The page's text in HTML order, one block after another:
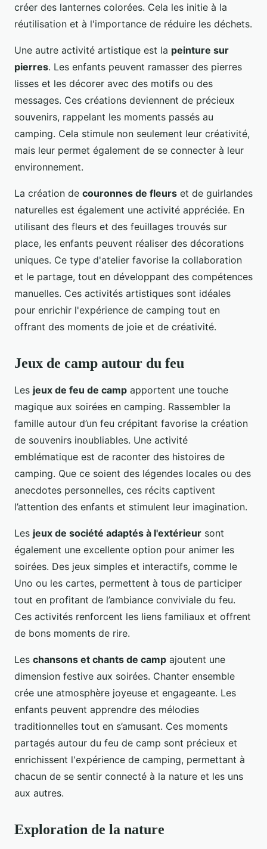
créer des lanternes colorées. Cela les initie à la
réutilisation et à l'importance de réduire les déchets.
Une autre activité artistique est la peinture sur
pierres. Les enfants peuvent ramasser des pierres
lisses et les décorer avec des motifs ou des
messages. Ces créations deviennent de précieux
souvenirs, rappelant les moments passés au
camping. Cela stimule non seulement leur créativité,
mais leur permet également de se connecter à leur
environnement.
La création de couronnes de fleurs et de guirlandes
naturelles est également une activité appréciée. En
utilisant des fleurs et des feuillages trouvés sur
place, les enfants peuvent réaliser des décorations
uniques. Ce type d'atelier favorise la collaboration
et le partage, tout en développant des compétences
manuelles. Ces activités artistiques sont idéales
pour enrichir l'expérience de camping tout en
offrant des moments de joie et de créativité.
Jeux de camp autour du feu
Les jeux de feu de camp apportent une touche
magique aux soirées en camping. Rassembler la
famille autour d’un feu crépitant favorise la création
de souvenirs inoubliables. Une activité
emblématique est de raconter des histoires de
camping. Que ce soient des légendes locales ou des
anecdotes personnelles, ces récits captivent
l’attention des enfants et stimulent leur imagination.
Les jeux de société adaptés à l'extérieur sont
également une excellente option pour animer les
soirées. Des jeux simples et interactifs, comme le
Uno ou les cartes, permettent à tous de participer
tout en profitant de l’ambiance conviviale du feu.
Ces activités renforcent les liens familiaux et offrent
de bons moments de rire.
Les chansons et chants de camp ajoutent une
dimension festive aux soirées. Chanter ensemble
crée une atmosphère joyeuse et engageante. Les
enfants peuvent apprendre des mélodies
traditionnelles tout en s’amusant. Ces moments
partagés autour du feu de camp sont précieux et
enrichissent l'expérience de camping, permettant à
chacun de se sentir connecté à la nature et les uns
aux autres.
Exploration de la nature